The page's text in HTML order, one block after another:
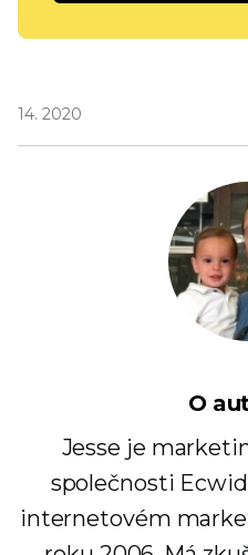
14. 2020
O
Jesse je
společnosti
internetovém